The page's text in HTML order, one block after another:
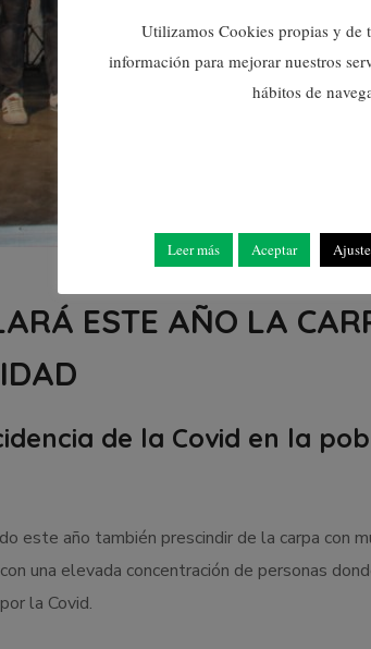
ESTE AÑO LA
de la Covid en la
este año también prescindir de la carpa con
una elevada concentración de personas
la Covid.
Utilizamos Cookies propias y de
información para mejorar nuestros
hábitos de
Leer más Aceptar